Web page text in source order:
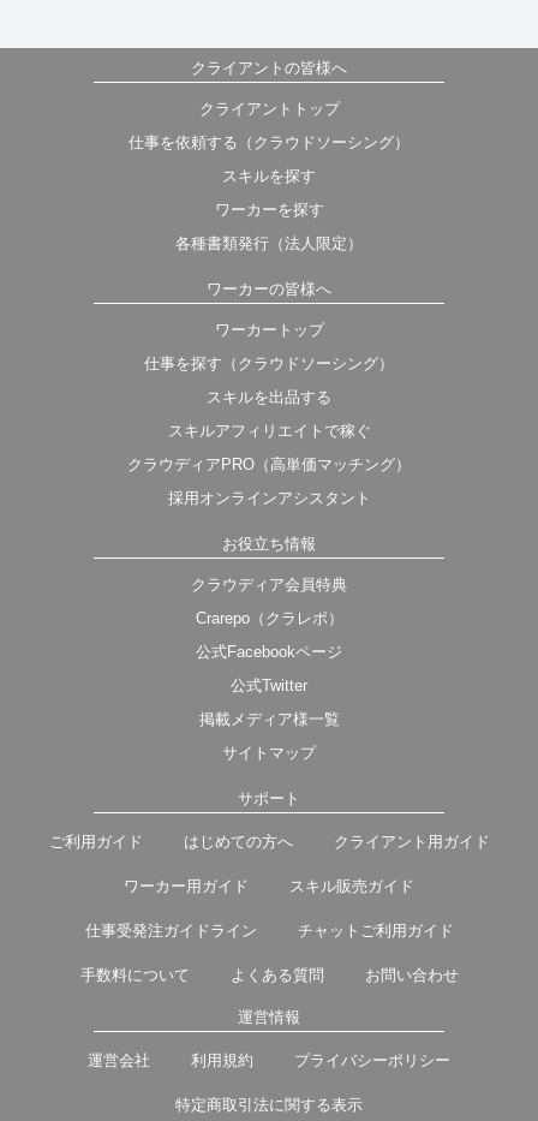
クライアントの皆様へ
クライアントトップ
仕事を依頼する（クラウドソーシング）
スキルを探す
ワーカーを探す
各種書類発行（法人限定）
ワーカーの皆様へ
ワーカートップ
仕事を探す（クラウドソーシング）
スキルを出品する
スキルアフィリエイトで稼ぐ
クラウディアPRO（高単価マッチング）
採用オンラインアシスタント
お役立ち情報
クラウディア会員特典
Crarepo（クラレポ）
公式Facebookページ
公式Twitter
掲載メディア様一覧
サイトマップ
サポート
ご利用ガイド はじめての方へ クライアント用ガイド
ワーカー用ガイド スキル販売ガイド
仕事受発注ガイドライン チャットご利用ガイド
手数料について よくある質問 お問い合わせ
運営情報
運営会社 利用規約 プライバシーポリシー
特定商取引法に関する表示